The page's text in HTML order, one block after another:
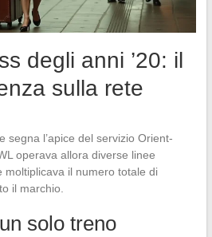
degli anni ’20: il
sulla rete
segna l’apice del servizio Orient-
operava allora diverse linee
moltiplicava il numero totale di
il marchio.
solo treno